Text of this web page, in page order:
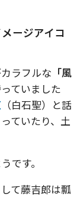
ージアイコ
ラフルな 「風
ていました
（白石聖）と話
ていたり、土
です。
て藤吉郎は瓢